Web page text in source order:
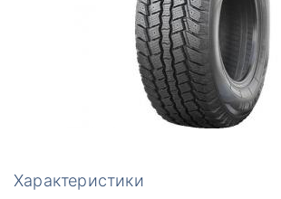
Характеристики